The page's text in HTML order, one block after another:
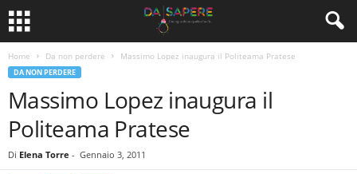
Home Da non perdere Massimo Lopez inaugura il Politeama Pratese
DA NON PERDERE
Massimo Lopez inaugura il
Politeama Pratese
Di Elena Torre - Gennaio 3, 2011